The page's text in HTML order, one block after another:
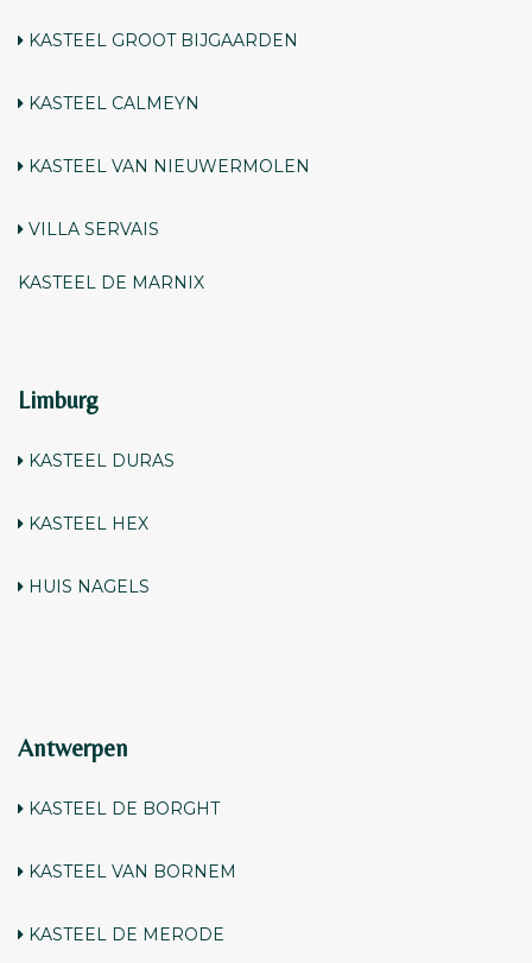
KASTEEL GROOT BIJGAARDEN
KASTEEL CALMEYN
KASTEEL VAN NIEUWERMOLEN
VILLA SERVAIS
KASTEEL DE MARNIX
Limburg
KASTEEL DURAS
KASTEEL HEX
HUIS NAGELS
Antwerpen
KASTEEL DE BORGHT
KASTEEL VAN BORNEM
KASTEEL DE MERODE